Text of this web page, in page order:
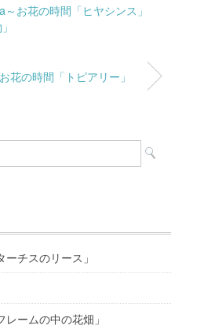
お花の時間「ヒヤシンス」
花の時間「トピアリー」
チスのリース」
ームの中の花畑」